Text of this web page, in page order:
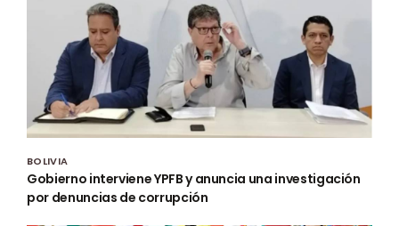
BOLIVIA
Gobierno interviene YPFB y anuncia una investigación
por denuncias de corrupción